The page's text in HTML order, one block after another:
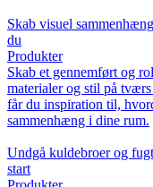
Skab visuel
du
Produkter
Skab et gennemført og
materialer og stil på
får du inspiration til,
sammenhæng i dine rum.
Undgå kuldebroer og
start